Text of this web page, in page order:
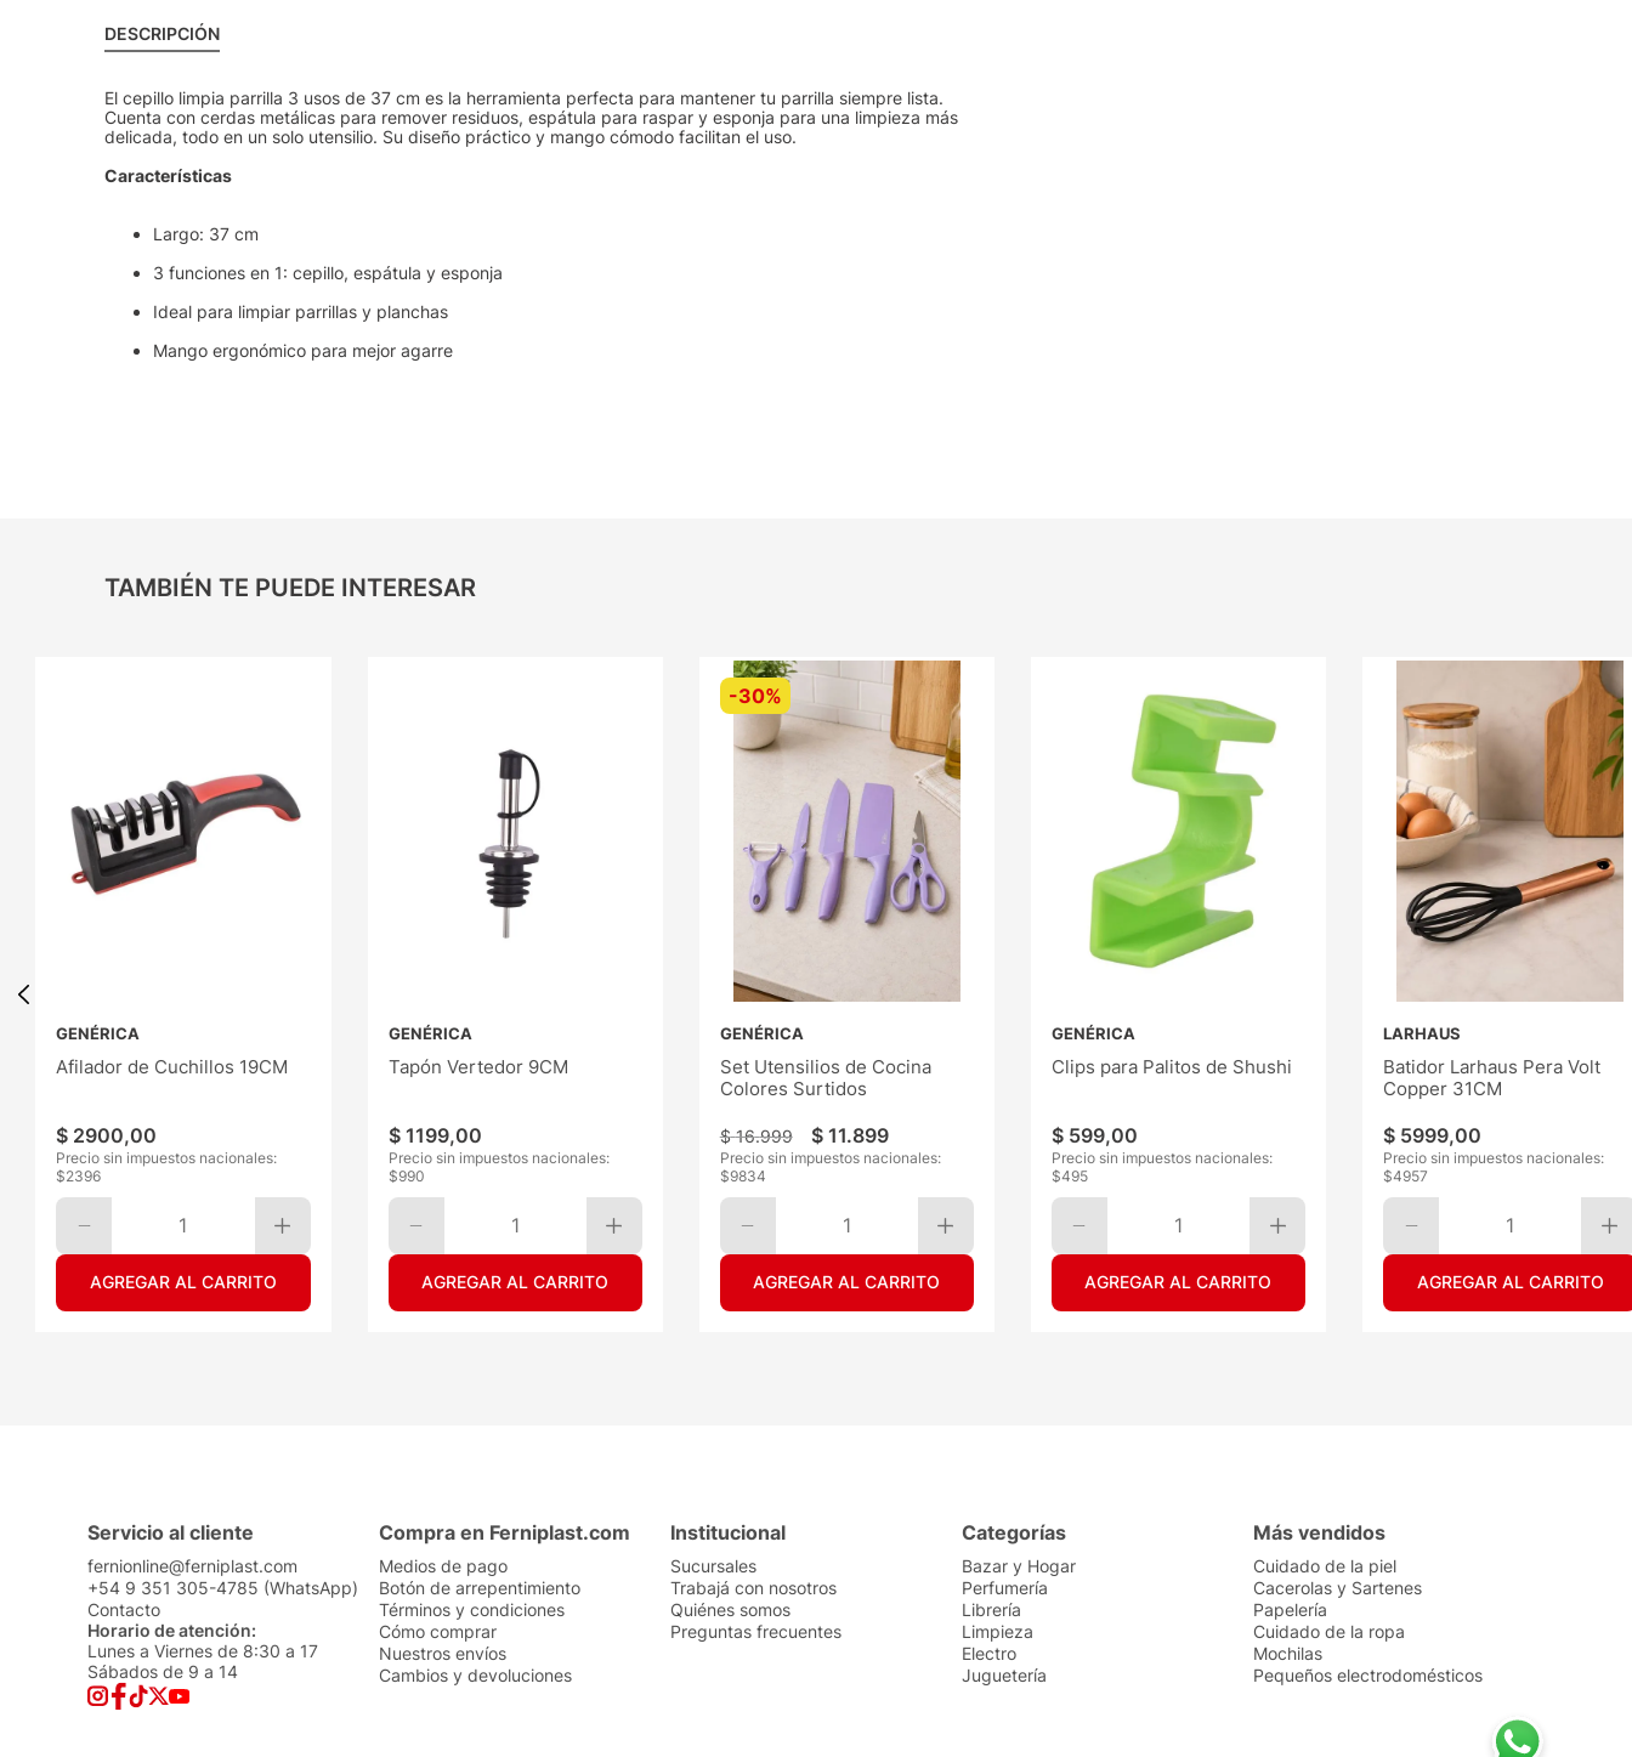
DESCRIPCIÓN
El cepillo limpia parrilla 3 usos de 37 cm es la herramienta perfecta para mantener tu parrilla siempre lista.
Cuenta con cerdas metálicas para remover residuos, espátula para raspar y esponja para una limpieza más
delicada, todo en un solo utensilio. Su diseño práctico y mango cómodo facilitan el uso.
Características
Largo: 37 cm
3 funciones en 1: cepillo, espátula y esponja
Ideal para limpiar parrillas y planchas
Mango ergonómico para mejor agarre
TAMBIÉN TE PUEDE INTERESAR
GENÉRICA
Afilador de Cuchillos 19CM
$ 2900,00
Precio sin impuestos nacionales:
$2396
1
AGREGAR AL CARRITO
GENÉRICA
Tapón Vertedor 9CM
$ 1199,00
Precio sin impuestos nacionales:
$990
1
AGREGAR AL CARRITO
-30%
GENÉRICA
Set Utensilios de Cocina
Colores Surtidos
$ 16.999 $ 11.899
Precio sin impuestos nacionales:
$9834
1
AGREGAR AL CARRITO
GENÉRICA
Clips para Palitos de Shushi
$ 599,00
Precio sin impuestos nacionales:
$495
1
AGREGAR AL CARRITO
LARHAUS
Batidor Larhaus Pera Volt
Copper 31CM
$ 5999,00
Precio sin impuestos nacionales:
$4957
1
AGREGAR AL CARRITO
Servicio al cliente
fernionline@ferniplast.com
+54 9 351 305-4785 (WhatsApp)
Contacto
Horario de atención:
Lunes a Viernes de 8:30 a 17
Sábados de 9 a 14
Compra en Ferniplast.com
Medios de pago
Botón de arrepentimiento
Términos y condiciones
Cómo comprar
Nuestros envíos
Cambios y devoluciones
Institucional
Sucursales
Trabajá con nosotros
Quiénes somos
Preguntas frecuentes
Categorías
Bazar y Hogar
Perfumería
Librería
Limpieza
Electro
Juguetería
Más vendidos
Cuidado de la piel
Cacerolas y Sartenes
Papelería
Cuidado de la ropa
Mochilas
Pequeños electrodomésticos